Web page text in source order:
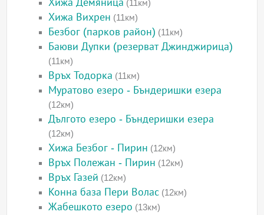
Хижа Демяница (11км)
Хижа Вихрен (11км)
Безбог (парков район) (11км)
Баюви Дупки (резерват Джинджирица)
(11км)
Връх Тодорка (11км)
Муратово езеро - Бъндеришки езера
(12км)
Дългото езеро - Бъндеришки езера
(12км)
Хижа Безбог - Пирин (12км)
Връх Полежан - Пирин (12км)
Връх Газей (12км)
Конна база Пери Волас (12км)
Жабешкото езеро (13км)